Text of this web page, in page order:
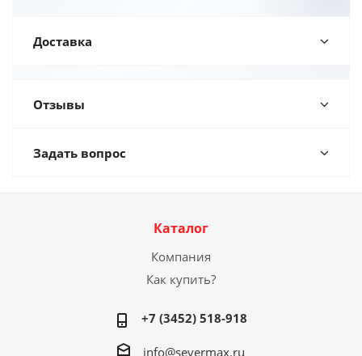
Доставка
Отзывы
Задать вопрос
Каталог
Компания
Как купить?
+7 (3452) 518-918
info@severmax.ru